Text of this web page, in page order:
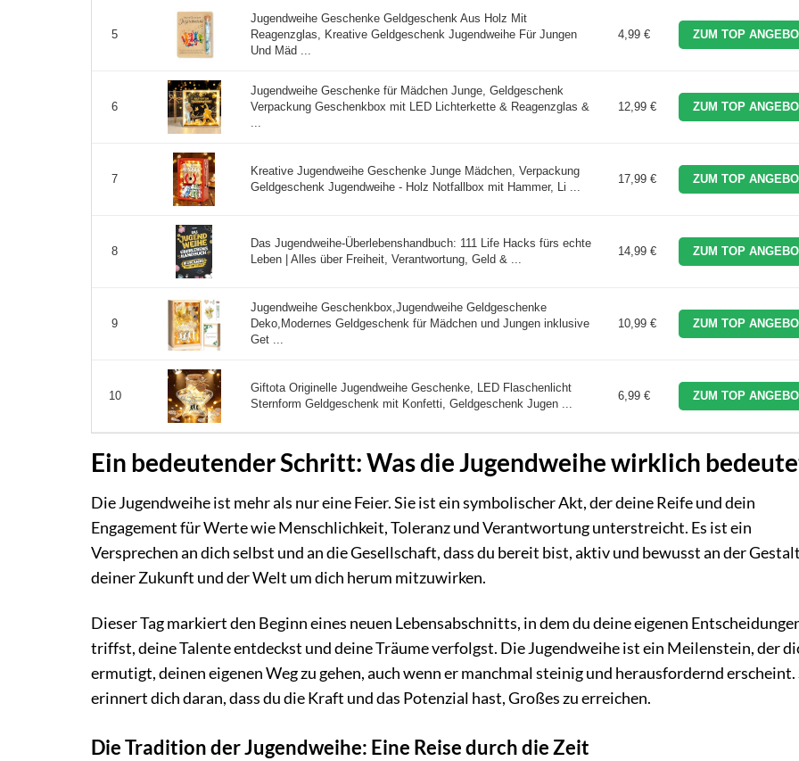
5
Jugendweihe Geschenke Geldgeschenk Aus Holz Mit
Reagenzglas, Kreative Geldgeschenk Jugendweihe Für Jungen
Und Mäd ...
4,99 € ZUM TOP
6
Jugendweihe Geschenke für Mädchen Junge, Geldgeschenk
Verpackung Geschenkbox mit LED Lichterkette & Reagenzglas &
...
12,99 € ZUM TOP
7
Kreative Jugendweihe Geschenke Junge Mädchen, Verpackung
Geldgeschenk Jugendweihe - Holz Notfallbox mit Hammer, Li ...
17,99 € ZUM TOP
8
Das Jugendweihe-Überlebenshandbuch: 111 Life Hacks fürs echte
Leben | Alles über Freiheit, Verantwortung, Geld & ...
14,99 € ZUM TOP
9
Jugendweihe Geschenkbox,Jugendweihe Geldgeschenke
Deko,Modernes Geldgeschenk für Mädchen und Jungen inklusive
Get ...
10,99 € ZUM TOP
10
Giftota Originelle Jugendweihe Geschenke, LED Flaschenlicht
Sternform Geldgeschenk mit Konfetti, Geldgeschenk Jugen ...
6,99 € ZUM TOP
Ein bedeutender Schritt: Was die Jugendweihe wirklich
Die Jugendweihe ist mehr als nur eine Feier. Sie ist ein symbolischer Akt, der deine Reife und dein
Engagement für Werte wie Menschlichkeit, Toleranz und Verantwortung unterstreicht. Es ist ein
Versprechen an dich selbst und an die Gesellschaft, dass du bereit bist, aktiv und bewusst an der
deiner Zukunft und der Welt um dich herum mitzuwirken.
Dieser Tag markiert den Beginn eines neuen Lebensabschnitts, in dem du deine eigenen
triffst, deine Talente entdeckst und deine Träume verfolgst. Die Jugendweihe ist ein Meilenstein, der
ermutigt, deinen eigenen Weg zu gehen, auch wenn er manchmal steinig und herausfordernd erscheint.
erinnert dich daran, dass du die Kraft und das Potenzial hast, Großes zu erreichen.
Die Tradition der Jugendweihe: Eine Reise durch die Zeit